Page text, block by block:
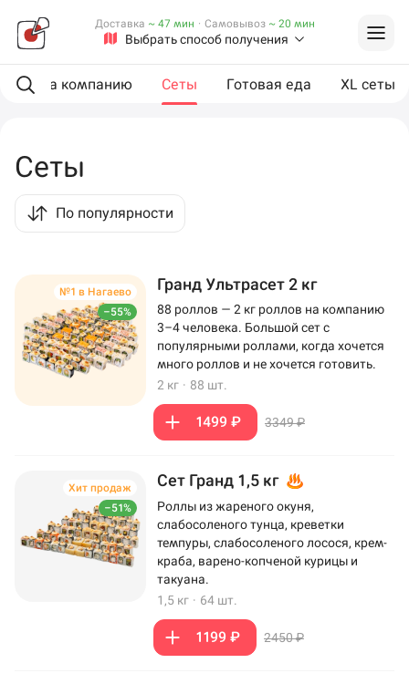
Выбрать способ получения
Доставка ~ 47 мин · Самовывоз ~ 20 мин
На компанию Сеты Готовая еда XL сеты
Сеты
По популярности
–55%
№1 в Нагаево Гранд Ультрасет 2 кг
88 роллов — 2 кг роллов на компанию
3–4 человека. Большой сет с
популярными роллами, когда хочется
много роллов и не хочется готовить.
2 кг · 88 шт.
1499 ₽ 3349 ₽
–51%
Хит продаж Сет Гранд 1,5 кг
Роллы из жареного окуня,
слабосоленого тунца, креветки
темпуры, слабосоленого лосося, крем-
краба, варено-копченой курицы и
такуана.
1,5 кг · 64 шт.
1199 ₽ 2450 ₽